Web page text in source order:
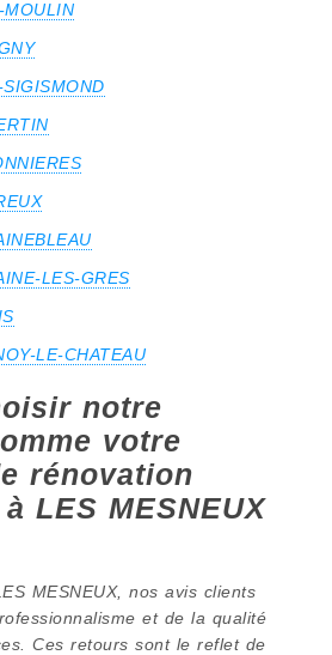
LES-GRES
LE-CHATEAU
notre
votre
rénovation
LES MESNEUX
MESNEUX, nos avis clients
et de la qualité
Ces retours sont le reflet de